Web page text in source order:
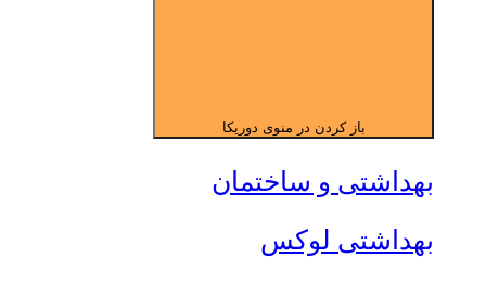
باز کردن در منوی دوریکا
بهداشتی و ساختمان
بهداشتی لوکس